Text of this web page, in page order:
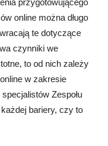
online można długo
te dotyczące
czynniki we
to od nich zależy
w zakresie
Zespołu
bariery, czy to